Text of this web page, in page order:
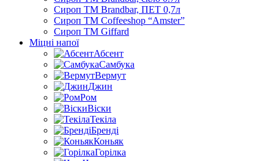
Сироп TM Brandbar, ПЕТ 0,7л
Сироп TM Coffeeshop “Amster”
Сироп TM Giffard
Міцні напої
Абсент
Самбука
Вермут
Джин
Ром
Віски
Текіла
Бренді
Коньяк
Горілка